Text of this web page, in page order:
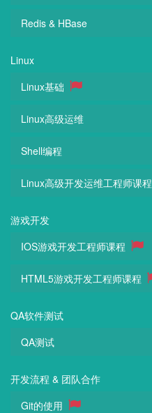
Redis & HBase
Linux
Linux基础
Linux高级运维
Shell编程
Linux高级开发运维工程师课程
游戏开发
IOS游戏开发工程师课程
HTML5游戏开发工程师课程
QA软件测试
QA测试
开发流程 & 团队合作
Git的使用